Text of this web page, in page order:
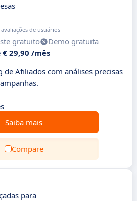
avaliações de usuários
gratuito
Demo gratuita
€ 29,90 /mês
Afiliados com análises precisas
Saiba mais
Compare
para